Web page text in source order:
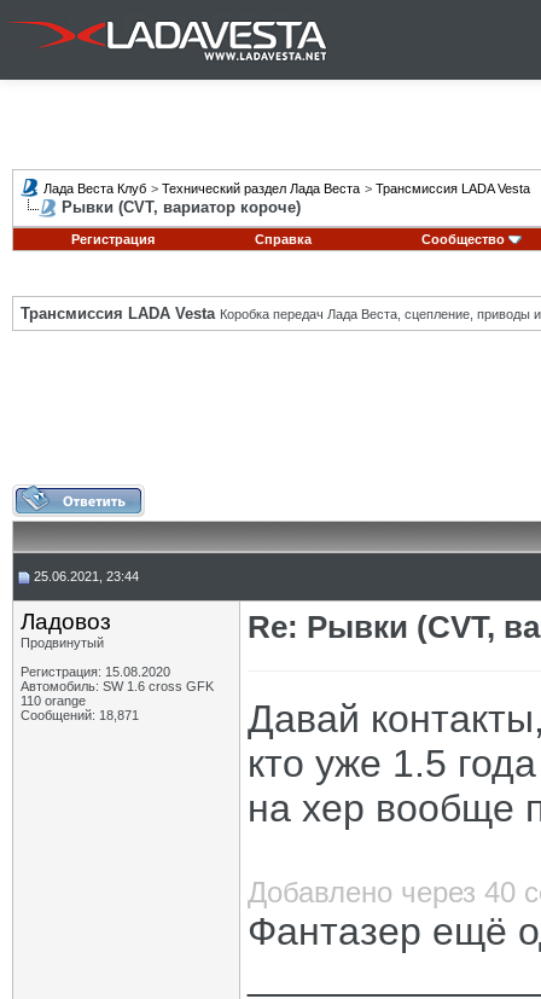
Лада Веста Клуб > Технический раздел Лада Веста > Трансмиссия LADA Vesta
Рывки (CVT, вариатор короче)
Регистрация Справка Сообщество
Трансмиссия LADA Vesta Коробка передач Лада Веста, сцепление, приводы и
25.06.2021, 23:44
Ладовоз
Продвинутый
Регистрация: 15.08.2020
Автомобиль: SW 1.6 cross GFK
110 orange
Сообщений: 18,871
Re: Рывки (CVT,
Давай
кто уже 1.5
на хер вообще
Добавлено через 40
Фантазер ещё